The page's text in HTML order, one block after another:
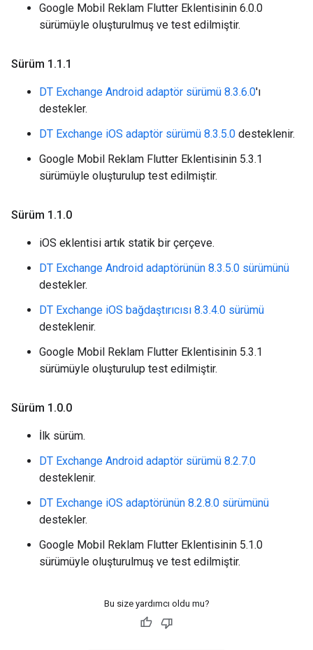
Google Mobil Reklam Flutter Eklentisinin 6.0.0
sürümüyle oluşturulmuş ve test edilmiştir.
Sürüm 1 .1 .1
DT Exchange Android adaptör sürümü 8.3.6.0'ı
destekler.
DT Exchange iOS adaptör sürümü 8.3.5.0 desteklenir.
Google Mobil Reklam Flutter Eklentisinin 5.3.1
sürümüyle oluşturulup test edilmiştir.
Sürüm 1 .1 .0
iOS eklentisi artık statik bir çerçeve.
DT Exchange Android adaptörünün 8.3.5.0 sürümünü
destekler.
DT Exchange iOS bağdaştırıcısı 8.3.4.0 sürümü
desteklenir.
Google Mobil Reklam Flutter Eklentisinin 5.3.1
sürümüyle oluşturulup test edilmiştir.
Sürüm 1 .0.0
İlk sürüm.
DT Exchange Android adaptör sürümü 8.2.7.0
desteklenir.
DT Exchange iOS adaptörünün 8.2.8.0 sürümünü
destekler.
Google Mobil Reklam Flutter Eklentisinin 5.1.0
sürümüyle oluşturulmuş ve test edilmiştir.
Bu size yardımcı oldu mu?